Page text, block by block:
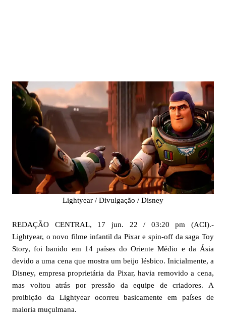
Lightyear / Divulgação / Disney
REDAÇÃO CENTRAL, 17 jun. 22 / 03:20 pm (ACI).-
Lightyear, o novo filme infantil da Pixar e spin-off da saga Toy
Story, foi banido em 14 países do Oriente Médio e da Ásia
devido a uma cena que mostra um beijo lésbico. Inicialmente, a
Disney, empresa proprietária da Pixar, havia removido a cena,
mas voltou atrás por pressão da equipe de criadores. A
proibição da Lightyear ocorreu basicamente em países de
maioria muçulmana.